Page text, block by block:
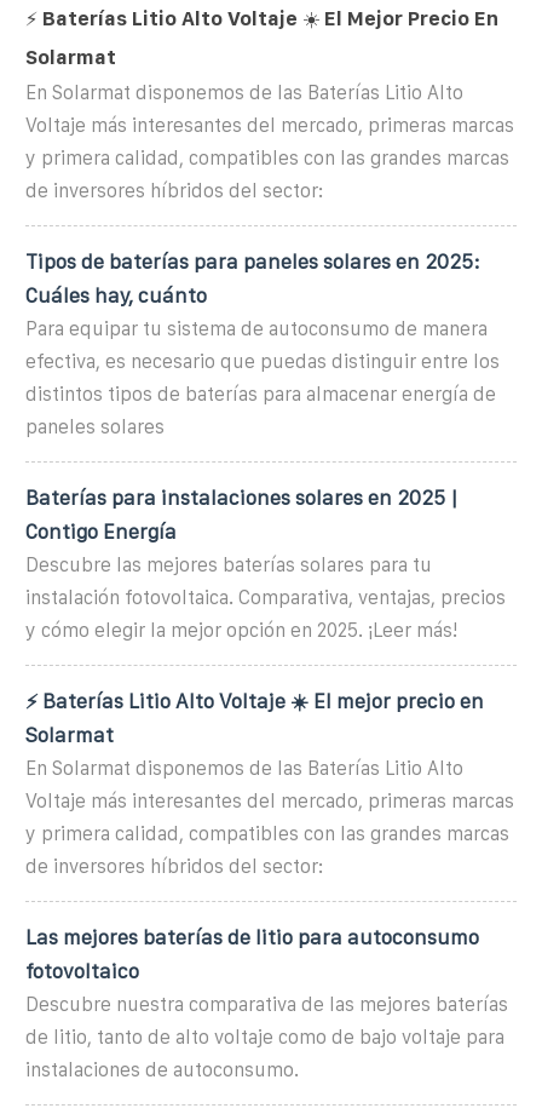
⚡️ Baterías Litio Alto Voltaje ☀️ El Mejor Precio En
Solarmat
En Solarmat disponemos de las Baterías Litio Alto
Voltaje más interesantes del mercado, primeras marcas
y primera calidad, compatibles con las grandes marcas
de inversores híbridos del sector:
Tipos de baterías para paneles solares en 2025:
Cuáles hay, cuánto
Para equipar tu sistema de autoconsumo de manera
efectiva, es necesario que puedas distinguir entre los
distintos tipos de baterías para almacenar energía de
paneles solares
Baterías para instalaciones solares en 2025 |
Contigo Energía
Descubre las mejores baterías solares para tu
instalación fotovoltaica. Comparativa, ventajas, precios
y cómo elegir la mejor opción en 2025. ¡Leer más!
⚡️ Baterías Litio Alto Voltaje ☀️ El mejor precio en
Solarmat
En Solarmat disponemos de las Baterías Litio Alto
Voltaje más interesantes del mercado, primeras marcas
y primera calidad, compatibles con las grandes marcas
de inversores híbridos del sector:
Las mejores baterías de litio para autoconsumo
fotovoltaico
Descubre nuestra comparativa de las mejores baterías
de litio, tanto de alto voltaje como de bajo voltaje para
instalaciones de autoconsumo.